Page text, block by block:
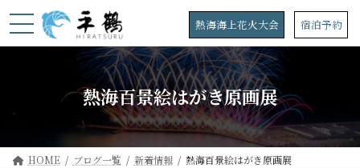
ン
プ
ビ
動
熱海海上花火大会 宿泊予約
熱海百景絵はがき原画展
HOME ブログ一覧 新着情報 熱海百景絵はがき原画展